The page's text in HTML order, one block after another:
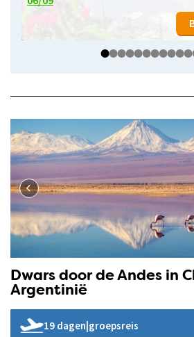
Dwars door de Andes in
Argentinië
19 dagen|groepsreis